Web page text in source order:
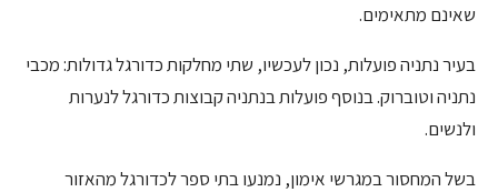
שאינם מתאימים.
בעיר נתניה פועלות, נכון לעכשיו, שתי מחלקות כדורגל גדולות: מכבי
נתניה וטוברוק. בנוסף פועלות בנתניה קבוצות כדורגל לנערות
ולנשים.
בשל המחסור במגרשי אימון, נמנעו בתי ספר לכדורגל מהאזור